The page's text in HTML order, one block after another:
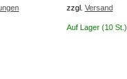
zzgl. Versand
Auf Lager (10 St.)